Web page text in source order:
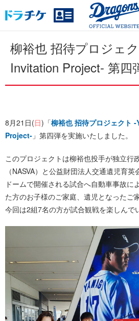
柳裕也 招待プロジェク
Invitation Project- 第四
8月21日(日)「柳裕也 招待プロジェクト
Project- 」第四弾を実施いたしました。
このプロジェクトは柳裕也投手が独立行
（NASVA）と公益財団法人交通遺児育
ドームで開催される試合へ自動車事故に
た方のお子様のご家庭、遺児となったご
今回は2組7名の方が試合観戦を楽しんで